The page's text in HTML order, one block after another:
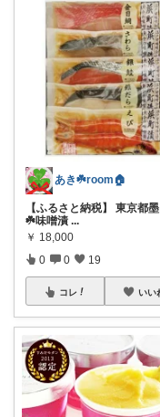
あき☘️room🏠
【ふるさと納税】 東京都
☘️味噌漬 ...
￥ 18,000
0 0 19
コレ いい